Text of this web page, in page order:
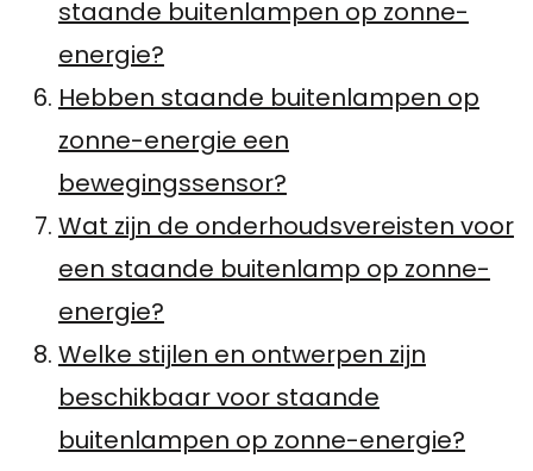
staande buitenlampen op zonne-
energie?
Hebben staande buitenlampen op
zonne-energie een
bewegingssensor?
Wat zijn de onderhoudsvereisten voor
een staande buitenlamp op zonne-
energie?
Welke stijlen en ontwerpen zijn
beschikbaar voor staande
buitenlampen op zonne-energie?